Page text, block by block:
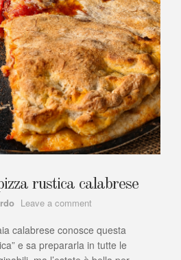
rustica calabrese
Leave a comment
pitta
chjina”
pizza
calabrese conosce questa
e sa prepararla in tutte le